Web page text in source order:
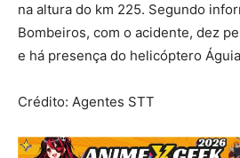
na altura do km 225. Segundo
Bombeiros, com o acidente, dez
e há presença do helicóptero
Crédito: Agentes STT